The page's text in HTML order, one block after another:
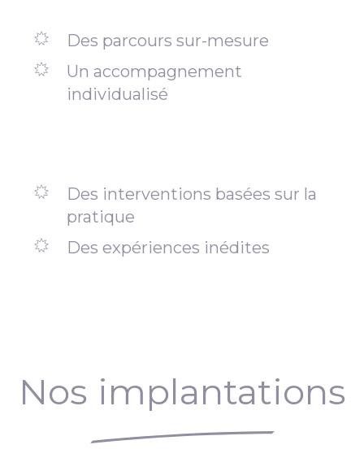
Des parcours sur-mesure
Un accompagnement
individualisé
Des interventions basées sur la
pratique
Des expériences inédites
Nos implantations